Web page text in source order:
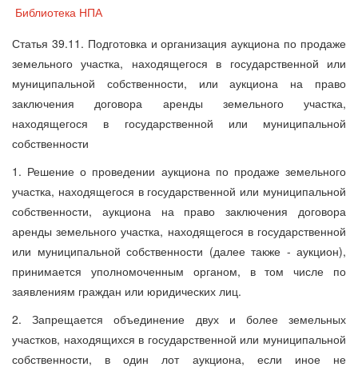
Библиотека НПА
Статья 39.11. Подготовка и организация аукциона по продаже
земельного участка, находящегося в государственной или
муниципальной собственности, или аукциона на право
заключения договора аренды земельного участка,
находящегося в государственной или муниципальной
собственности
1. Решение о проведении аукциона по продаже земельного
участка, находящегося в государственной или муниципальной
собственности, аукциона на право заключения договора
аренды земельного участка, находящегося в государственной
или муниципальной собственности (далее также - аукцион),
принимается уполномоченным органом, в том числе по
заявлениям граждан или юридических лиц.
2. Запрещается объединение двух и более земельных
участков, находящихся в государственной или муниципальной
собственности, в один лот аукциона, если иное не